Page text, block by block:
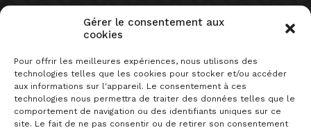
Gérer le consentement aux
cookies
Pour offrir les meilleures expériences, nous utilisons des
technologies telles que les cookies pour stocker et/ou accéder
aux informations sur l'appareil. Le consentement à ces
technologies nous permettra de traiter des données telles que le
comportement de navigation ou des identifiants uniques sur ce
site. Le fait de ne pas consentir ou de retirer son consentement
PLUS DE LIENS
PLAYLIST